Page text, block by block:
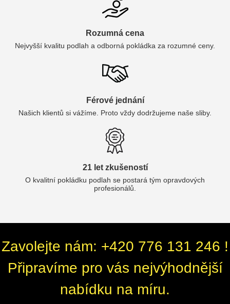
Rozumná cena
Nejvyšší kvalitu podlah a odborná pokládka za rozumné ceny.
Férové jednání
Našich klientů si vážíme. Proto vždy dodržujeme naše sliby.
21 let zkušeností
O kvalitní pokládku podlah se postará tým opravdových
profesionálů.
Zavolejte nám: +420 776 131 246 !
Připravíme pro vás nejvýhodnější
nabídku na míru.